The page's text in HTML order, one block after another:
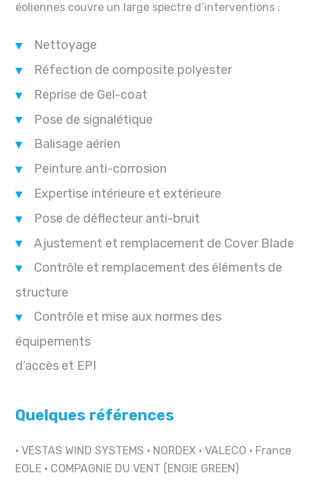
éoliennes couvre un large spectre d’interventions :
Nettoyage
Réfection de composite polyester
Reprise de Gel-coat
Pose de signalétique
Balisage aérien
Peinture anti-corrosion
Expertise intérieure et extérieure
Pose de déflecteur anti-bruit
Ajustement et remplacement de Cover Blade
Contrôle et remplacement des éléments de
structure
Contrôle et mise aux normes des
équipements
d’accès et EPI
Quelques références
•VESTAS WIND SYSTEMS • NORDEX •VALECO • France
EOLE • COMPAGNIE DU VENT (ENGIE GREEN)